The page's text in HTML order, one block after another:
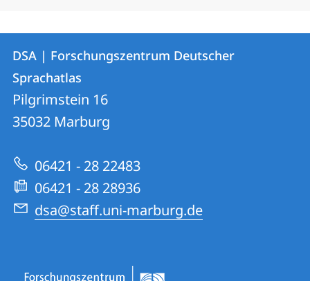
Kontakt
und
Informationen
zur
Website
Kontaktinformationen
DSA
|
Forschungszentrum
Sprachatlas
DSA | Forschungszentrum Deutscher
Sprachatlas
Pilgrimstein 16
35032 Marburg
06421 - 28 22483
06421 - 28 28936
dsa@staff.uni-marburg.de